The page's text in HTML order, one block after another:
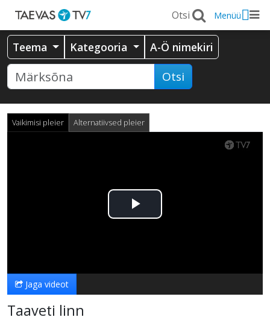
Menüü
Teema Kategooria A-Ö nimekiri
Otsi
Vaikimisi pleier Alternatiivsed pleier
Esita
Jaga videot
Taaveti linn